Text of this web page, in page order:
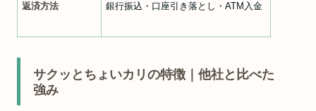
返済方法 銀行振込・口座引き落とし・ATM入金
サクッとちょいカリの特徴｜他社と比べた
強み